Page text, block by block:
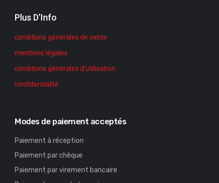
Plus D’Info
conditions générales de vente
mentions légales
conditions générales d'utilisation
confidentialité
Modes de paiement acceptés
Paiement à réception
Paiement par chèque
Paiement par virement bancaire